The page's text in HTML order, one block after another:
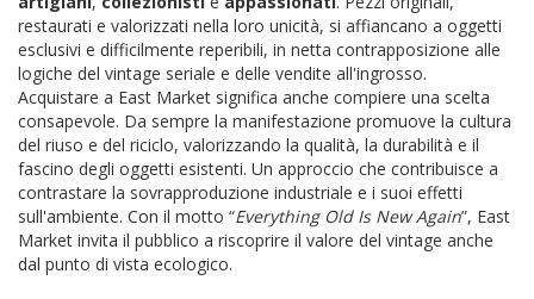
restaurati e valorizzati nella loro unicità, si affiancano a oggetti
esclusivi e difficilmente reperibili, in netta contrapposizione alle
logiche del vintage seriale e delle vendite all'ingrosso.
Acquistare a East Market significa anche compiere una scelta
consapevole. Da sempre la manifestazione promuove la cultura
del riuso e del riciclo, valorizzando la qualità, la durabilità e il
fascino degli oggetti esistenti. Un approccio che contribuisce a
contrastare la sovrapproduzione industriale e i suoi effetti
sull'ambiente. Con il motto “Everything Old Is New Again”, East
Market invita il pubblico a riscoprire il valore del vintage anche
dal punto di vista ecologico.